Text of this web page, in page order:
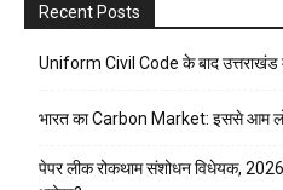
Recent Posts
Uniform Civil Code के बाद उत्तराखंड
भारत का Carbon Market: इससे आम
पेपर लीक रोकथाम संशोधन विधेयक, 2026: